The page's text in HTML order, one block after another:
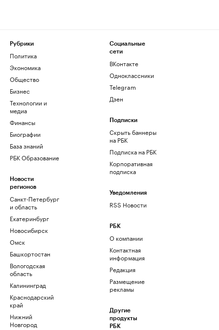
Рубрики
Политика
Экономика
Общество
Бизнес
Технологии и
медиа
Финансы
Биографии
База знаний
РБК Образование
Новости
регионов
Санкт-Петербург
и область
Екатеринбург
Новосибирск
Омск
Башкортостан
Вологодская
область
Калининград
Краснодарский
край
Нижний
Новгород
Социальные
сети
ВКонтакте
Одноклассники
Telegram
Дзен
Подписки
Скрыть баннеры
на РБК
Подписка на РБК
Корпоративная
подписка
Уведомления
RSS Новости
РБК
О компании
Контактная
информация
Редакция
Размещение
рекламы
Другие
продукты
РБК